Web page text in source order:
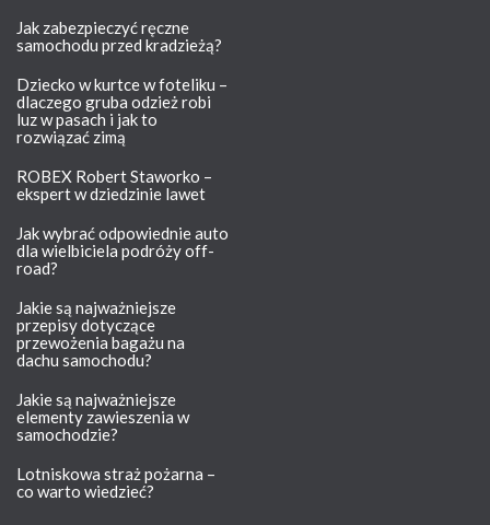
Jak zabezpieczyć ręczne
samochodu przed kradzieżą?
Dziecko w kurtce w foteliku –
dlaczego gruba odzież robi
luz w pasach i jak to
rozwiązać zimą
ROBEX Robert Staworko –
ekspert w dziedzinie lawet
Jak wybrać odpowiednie auto
dla wielbiciela podróży off-
road?
Jakie są najważniejsze
przepisy dotyczące
przewożenia bagażu na
dachu samochodu?
Jakie są najważniejsze
elementy zawieszenia w
samochodzie?
Lotniskowa straż pożarna –
co warto wiedzieć?